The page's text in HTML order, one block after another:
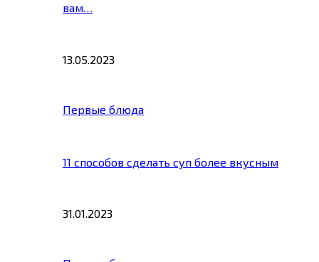
вам…
13.05.2023
Первые блюда
11 способов сделать суп более вкусным
31.01.2023